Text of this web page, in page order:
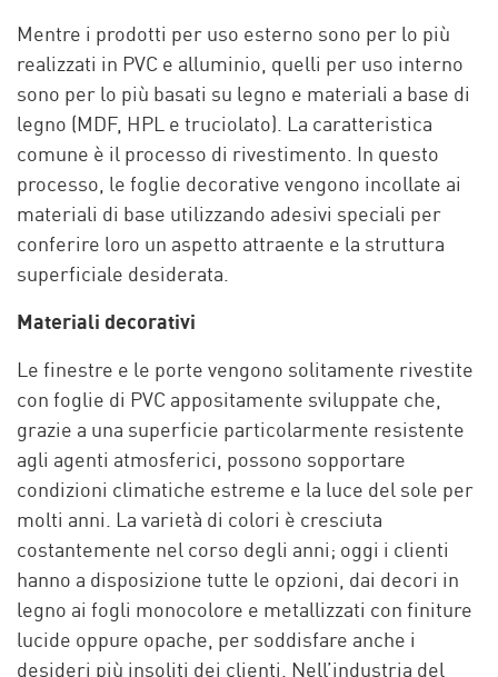
Mentre i prodotti per uso esterno sono per lo più
realizzati in PVC e alluminio, quelli per uso interno
sono per lo più basati su legno e materiali a base di
legno (MDF, HPL e truciolato). La caratteristica
comune è il processo di rivestimento. In questo
processo, le foglie decorative vengono incollate ai
materiali di base utilizzando adesivi speciali per
conferire loro un aspetto attraente e la struttura
superficiale desiderata.
Materiali decorativi
Le finestre e le porte vengono solitamente rivestite
con foglie di PVC appositamente sviluppate che,
grazie a una superficie particolarmente resistente
agli agenti atmosferici, possono sopportare
condizioni climatiche estreme e la luce del sole per
molti anni. La varietà di colori è cresciuta
costantemente nel corso degli anni; oggi i clienti
hanno a disposizione tutte le opzioni, dai decori in
legno ai fogli monocolore e metallizzati con finiture
lucide oppure opache, per soddisfare anche i
desideri più insoliti dei clienti. Nell’industria del